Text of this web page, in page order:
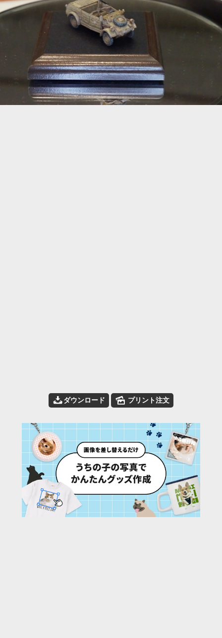
📥ダウンロード 🌄 プリント注文